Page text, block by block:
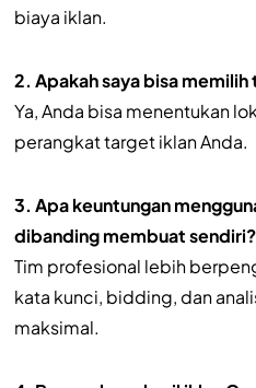
biaya iklan.
2. Apakah saya bisa
Ya, Anda bisa menentukan
perangkat target iklan Anda.
3. Apa keuntungan
dibanding membuat sendiri?
Tim profesional lebih
kata kunci, bidding, dan
maksimal.